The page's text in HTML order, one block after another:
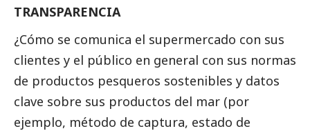
TRANSPARENCIA
¿Cómo se comunica el supermercado con sus
clientes y el público en general con sus normas
de productos pesqueros sostenibles y datos
clave sobre sus productos del mar (por
ejemplo, método de captura, estado de